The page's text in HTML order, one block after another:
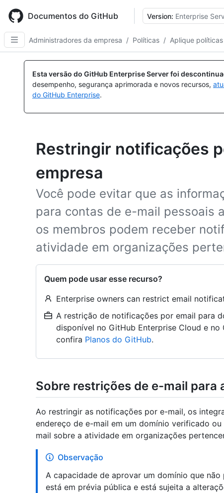
main
content
Documentos do GitHub Version: Enterprise
Administradores da empresa / Políticas / Aplique políticas
Esta versão do GitHub Enterprise Server foi
desempenho, segurança aprimorada e novos recursos,
do GitHub Enterprise.
Restringir notificações
empresa
Você pode evitar que as
para contas de e-mail pessoais
os membros podem receber
atividade em organizações
Quem pode usar esse recurso?
Enterprise owners can restrict email
A restrição de notificações por email para
disponível no GitHub Enterprise Cloud e no
confira Planos do GitHub.
Sobre restrições de e-mail para
Ao restringir as notificações por e-mail, os
endereço de e-mail em um domínio verificado
mail sobre a atividade em organizações
Observação
A capacidade de aprovar um domínio que
está em prévia pública e está sujeita a